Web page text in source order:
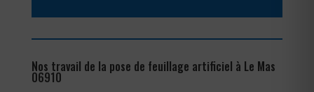
Nos travail de la pose de feuillage artificiel à Le Mas
06910